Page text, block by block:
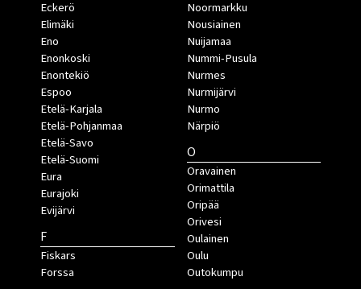
Eckerö
Elimäki
Eno
Enonkoski
Enontekiö
Espoo
Etelä-Karjala
Etelä-Pohjanmaa
Etelä-Savo
Etelä-Suomi
Eura
Eurajoki
Evijärvi
F
Fiskars
Forssa
Noormarkku
Nousiainen
Nuijamaa
Nummi-Pusula
Nurmes
Nurmijärvi
Nurmo
Närpiö
O
Oravainen
Orimattila
Oripää
Orivesi
Oulainen
Oulu
Outokumpu